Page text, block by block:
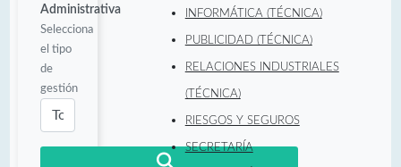
Administrativa
Selecciona
el tipo
de
gestión
INFORMÁTICA (TÉCNICA)
PUBLICIDAD (TÉCNICA)
RELACIONES INDUSTRIALES
(TÉCNICA)
RIESGOS Y SEGUROS
SECRETARÍA